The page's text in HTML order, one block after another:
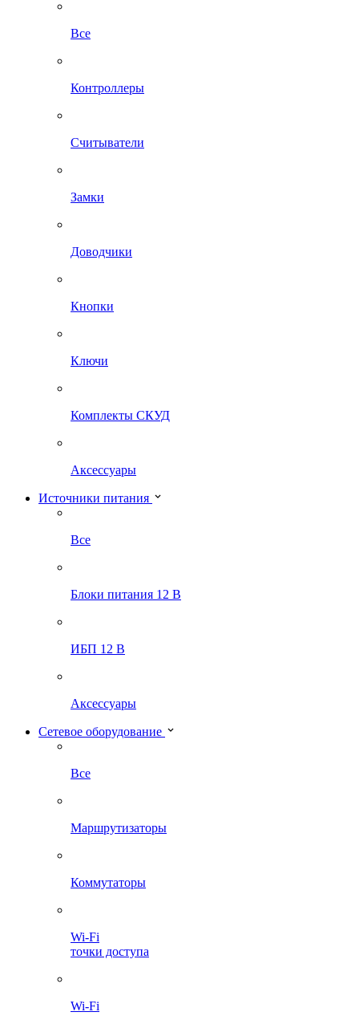
Все
Контроллеры
Считыватели
Замки
Доводчики
Кнопки
Ключи
Комплекты СКУД
Аксессуары
Источники питания
Все
Блоки питания 12 В
ИБП 12 В
Аксессуары
Сетевое оборудование
Все
Маршрутизаторы
Коммутаторы
Wi-Fi
точки доступа
Wi-Fi